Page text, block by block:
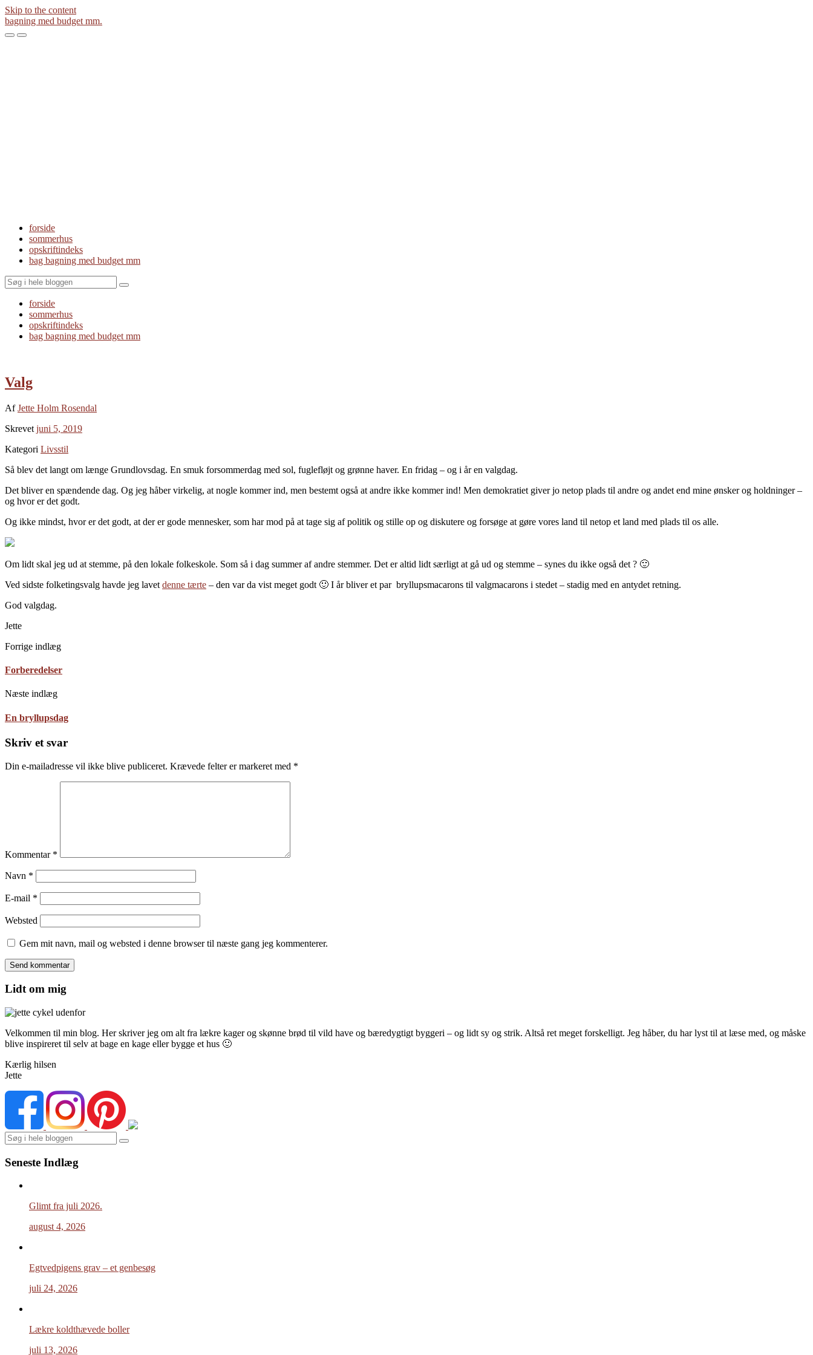
Skip to the content
bagning med budget mm.
ToggleToggle
forside
sommerhus
opskriftindeks
bag bagning med budget mm
Search
forside
sommerhus
opskriftindeks
bag bagning med budget mm
Valg
AfJette Holm Rosendal
Skrevet juni 5, 2019
Kategori Livsstil
Så blev det langt om længe Grundlovsdag. En smuk forsommerdag med sol, fuglefløjt og grønne haver. En fridag – og i år en valgdag.
Det bliver en spændende dag. Og jeg håber virkelig, at nogle kommer ind, men bestemt også at andre ikke kommer ind! Men demokratiet giver jo netop plads til andre og andet end mine ønsker og holdninger –
og hvor er det godt.
Og ikke mindst, hvor er det godt, at der er gode mennesker, som har mod på at tage sig af politik og stille op og diskutere og forsøge at gøre vores land til netop et land med plads til os alle.
Om lidt skal jeg ud at stemme, på den lokale folkeskole. Som så i dag summer af andre stemmer. Det er altid lidt særligt at gå ud og stemme – synes du ikke også det ? 🙂
Ved sidste folketingsvalg havde jeg lavet denne tærte – den var da vist meget godt 🙂 I år bliver et par bryllupsmacarons til valgmacarons i stedet – stadig med en antydet retning.
God valgdag.
Jette
Forrige indlæg
Forberedelser
Næste indlæg
En bryllupsdag
Skriv et svar
Din e-mailadresse vil ikke blive publiceret. Krævede felter er markeret med *
Kommentar *
Navn *
E-mail *
Websted
Gem mit navn, mail og websted i denne browser til næste gang jeg kommenterer.
Lidt om mig
Velkommen til min blog. Her skriver jeg om alt fra lækre kager og skønne brød til vild have og bæredygtigt byggeri – og lidt sy og strik. Altså ret meget forskelligt. Jeg håber, du har lyst til at læse med, og måske
blive inspireret til selv at bage en kage eller bygge et hus 🙂
Kærlig hilsen
Jette
Search
Seneste Indlæg
Glimt fra juli 2026.
august 4, 2026
Egtvedpigens grav – et genbesøg
juli 24, 2026
Lækre koldthævede boller
juli 13, 2026